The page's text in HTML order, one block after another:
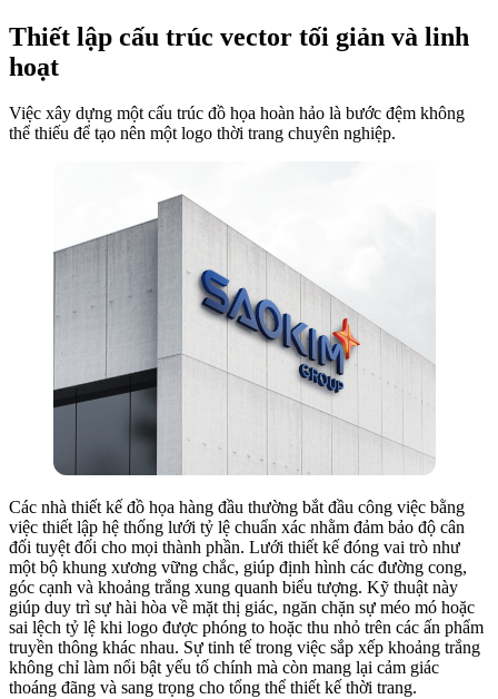
Thiết lập cấu trúc vector tối giản và linh
hoạt
Việc xây dựng một cấu trúc đồ họa hoàn hảo là bước đệm không
thể thiếu để tạo nên một logo thời trang chuyên nghiệp.
Các nhà thiết kế đồ họa hàng đầu thường bắt đầu công việc bằng
việc thiết lập hệ thống lưới tỷ lệ chuẩn xác nhằm đảm bảo độ cân
đối tuyệt đối cho mọi thành phần. Lưới thiết kế đóng vai trò như
một bộ khung xương vững chắc, giúp định hình các đường cong,
góc cạnh và khoảng trắng xung quanh biểu tượng. Kỹ thuật này
giúp duy trì sự hài hòa về mặt thị giác, ngăn chặn sự méo mó hoặc
sai lệch tỷ lệ khi logo được phóng to hoặc thu nhỏ trên các ấn phẩm
truyền thông khác nhau. Sự tinh tế trong việc sắp xếp khoảng trắng
không chỉ làm nổi bật yếu tố chính mà còn mang lại cảm giác
thoáng đãng và sang trọng cho tổng thể thiết kế thời trang.